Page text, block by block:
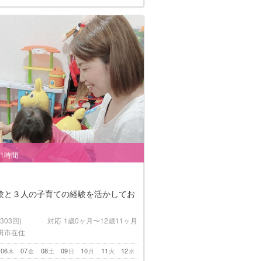
時間
と３人の子育ての経験を活かしてお
回) 対応 1歳0ヶ月〜12歳11ヶ月
市在住
木
06 金
07 土
08 日
09 月
10 火
11 水
12